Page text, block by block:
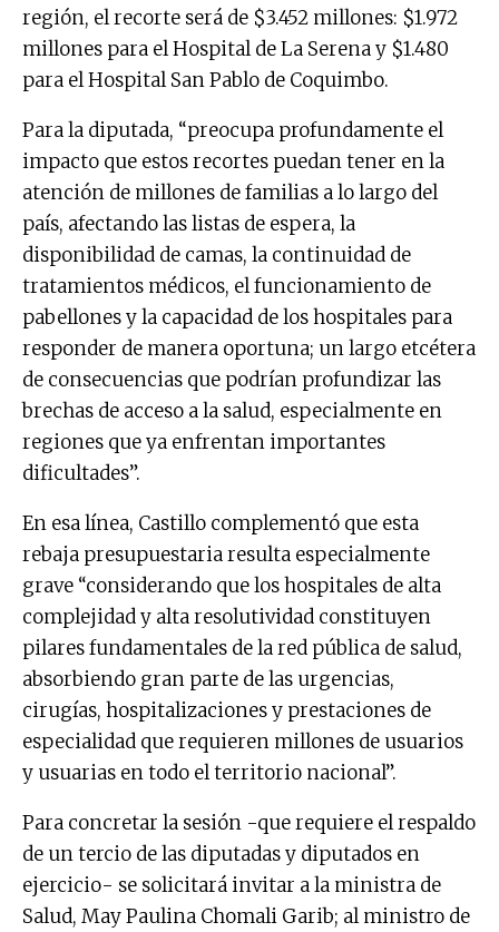
región, el recorte será de $3.452 millones: $1.972
millones para el Hospital de La Serena y $1.480
para el Hospital San Pablo de Coquimbo.
Para la diputada, “preocupa profundamente el
impacto que estos recortes puedan tener en la
atención de millones de familias a lo largo del
país, afectando las listas de espera, la
disponibilidad de camas, la continuidad de
tratamientos médicos, el funcionamiento de
pabellones y la capacidad de los hospitales para
responder de manera oportuna; un largo etcétera
de consecuencias que podrían profundizar las
brechas de acceso a la salud, especialmente en
regiones que ya enfrentan importantes
dificultades”.
En esa línea, Castillo complementó que esta
rebaja presupuestaria resulta especialmente
grave “considerando que los hospitales de alta
complejidad y alta resolutividad constituyen
pilares fundamentales de la red pública de salud,
absorbiendo gran parte de las urgencias,
cirugías, hospitalizaciones y prestaciones de
especialidad que requieren millones de usuarios
y usuarias en todo el territorio nacional”.
Para concretar la sesión -que requiere el respaldo
de un tercio de las diputadas y diputados en
ejercicio- se solicitará invitar a la ministra de
Salud, May Paulina Chomali Garib; al ministro de